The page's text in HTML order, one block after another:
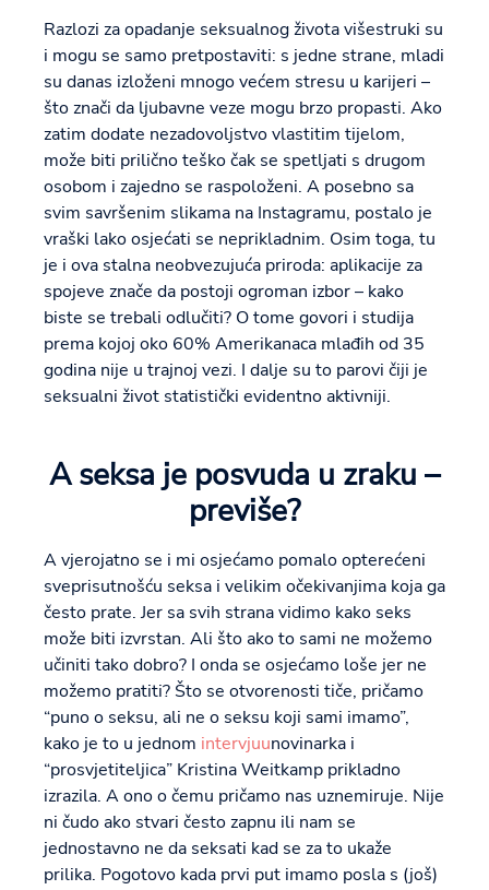
Razlozi za opadanje seksualnog života višestruki su
i mogu se samo pretpostaviti: s jedne strane, mladi
su danas izloženi mnogo većem stresu u karijeri –
što znači da ljubavne veze mogu brzo propasti. Ako
zatim dodate nezadovoljstvo vlastitim tijelom,
može biti prilično teško čak se spetljati s drugom
osobom i zajedno se raspoloženi. A posebno sa
svim savršenim slikama na Instagramu, postalo je
vraški lako osjećati se neprikladnim. Osim toga, tu
je i ova stalna neobvezujuća priroda: aplikacije za
spojeve znače da postoji ogroman izbor – kako
biste se trebali odlučiti? O tome govori i studija
prema kojoj oko 60% Amerikanaca mlađih od 35
godina nije u trajnoj vezi. I dalje su to parovi čiji je
seksualni život statistički evidentno aktivniji.
A seksa je posvuda u zraku –
previše?
A vjerojatno se i mi osjećamo pomalo opterećeni
sveprisutnošću seksa i velikim očekivanjima koja ga
često prate. Jer sa svih strana vidimo kako seks
može biti izvrstan. Ali što ako to sami ne možemo
učiniti tako dobro? I onda se osjećamo loše jer ne
možemo pratiti? Što se otvorenosti tiče, pričamo
“puno o seksu, ali ne o seksu koji sami imamo”,
kako je to u jednom intervjuunovinarka i
“prosvjetiteljica” Kristina Weitkamp prikladno
izrazila. A ono o čemu pričamo nas uznemiruje. Nije
ni čudo ako stvari često zapnu ili nam se
jednostavno ne da seksati kad se za to ukaže
prilika. Pogotovo kada prvi put imamo posla s (još)